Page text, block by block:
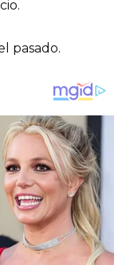
pasado.